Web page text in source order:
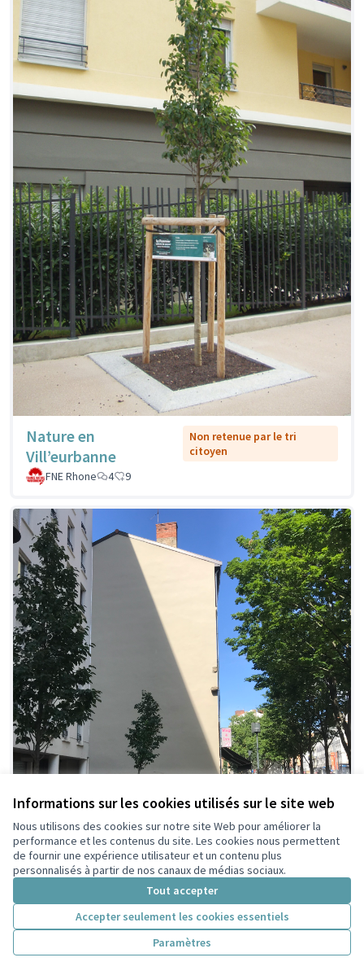
Informations sur les cookies utilisés sur le site web
Nous utilisons des cookies sur notre site Web pour améliorer la
performance et les contenus du site. Les cookies nous permettent
de fournir une expérience utilisateur et un contenu plus
personnalisés à partir de nos canaux de médias sociaux.
Tout accepter
Accepter seulement les cookies essentiels
Paramètres
Nature en
Vill’eurbanne
Non retenue par le tri
citoyen
FNE Rhone
4 9